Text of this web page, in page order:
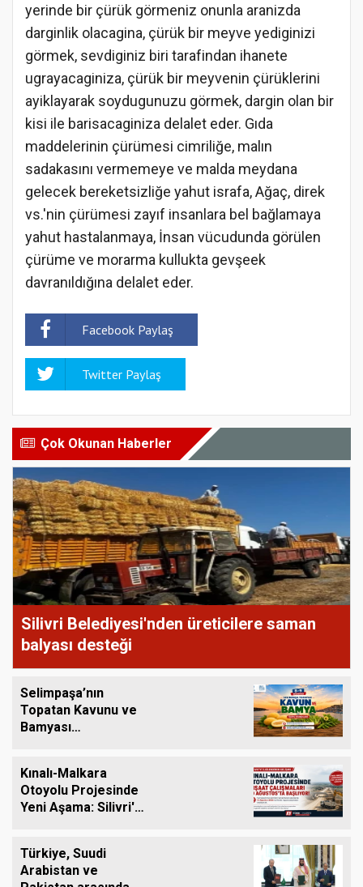
yerinde bir çürük görmeniz onunla aranizda
darginlik olacagina, çürük bir meyve yediginizi
görmek, sevdiginiz biri tarafindan ihanete
ugrayacaginiza, çürük bir meyvenin çürüklerini
ayiklayarak soydugunuzu görmek, dargin olan bir
kisi ile barisacaginiza delalet eder. Gıda
maddelerinin çürümesi cimriliğe, malın
sadakasını vermemeye ve malda meydana
gelecek bereketsizliğe yahut israfa, Ağaç, direk
vs.'nin çürümesi zayıf insanlara bel bağlamaya
yahut hastalanmaya, İnsan vücudunda görülen
çürüme ve morarma kullukta gevşeek
davranıldığına delalet eder.
Facebook Paylaş
Twitter Paylaş
Çok Okunan Haberler
Silivri Belediyesi'nden üreticilere saman
balyası desteği
Selimpaşa’nın
Topatan Kavunu ve
Bamyası
Kınalı-Malkara
Otoyolu Projesinde
Yeni Aşama: Silivri'yi
Ağustos'ta Başlıyor
Türkiye, Suudi
Arabistan ve